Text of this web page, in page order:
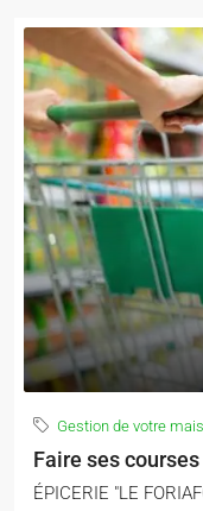
Gestion de votre
Faire ses
ÉPICERIE "LE